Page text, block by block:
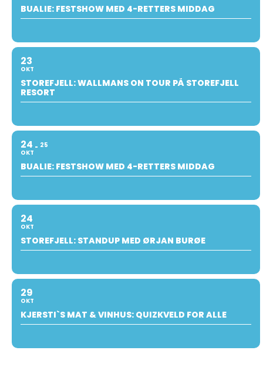
BUALIE: FESTSHOW MED 4-RETTERS MIDDAG
23
OKT
STOREFJELL: WALLMANS ON TOUR PÅ STOREFJELL
RESORT
24
OKT
25
BUALIE: FESTSHOW MED 4-RETTERS MIDDAG
24
OKT
STOREFJELL: STANDUP MED ØRJAN BURØE
29
OKT
KJERSTI`S MAT & VINHUS: QUIZKVELD FOR ALLE